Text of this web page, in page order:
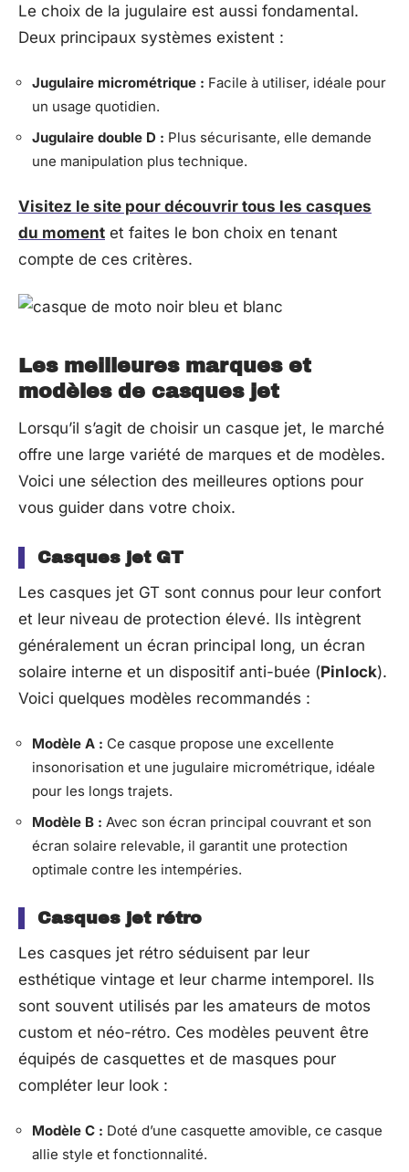
Le choix de la jugulaire est aussi fondamental.
Deux principaux systèmes existent :
Jugulaire micrométrique : Facile à utiliser, idéale pour
un usage quotidien.
Jugulaire double D : Plus sécurisante, elle demande
une manipulation plus technique.
Visitez le site pour découvrir tous les casques
du moment et faites le bon choix en tenant
compte de ces critères.
Les meilleures marques et
modèles de casques jet
Lorsqu’il s’agit de choisir un casque jet, le marché
offre une large variété de marques et de modèles.
Voici une sélection des meilleures options pour
vous guider dans votre choix.
Casques jet GT
Les casques jet GT sont connus pour leur confort
et leur niveau de protection élevé. Ils intègrent
généralement un écran principal long, un écran
solaire interne et un dispositif anti-buée (Pinlock).
Voici quelques modèles recommandés :
Modèle A : Ce casque propose une excellente
insonorisation et une jugulaire micrométrique, idéale
pour les longs trajets.
Modèle B : Avec son écran principal couvrant et son
écran solaire relevable, il garantit une protection
optimale contre les intempéries.
Casques jet rétro
Les casques jet rétro séduisent par leur
esthétique vintage et leur charme intemporel. Ils
sont souvent utilisés par les amateurs de motos
custom et néo-rétro. Ces modèles peuvent être
équipés de casquettes et de masques pour
compléter leur look :
Modèle C : Doté d’une casquette amovible, ce casque
allie style et fonctionnalité.